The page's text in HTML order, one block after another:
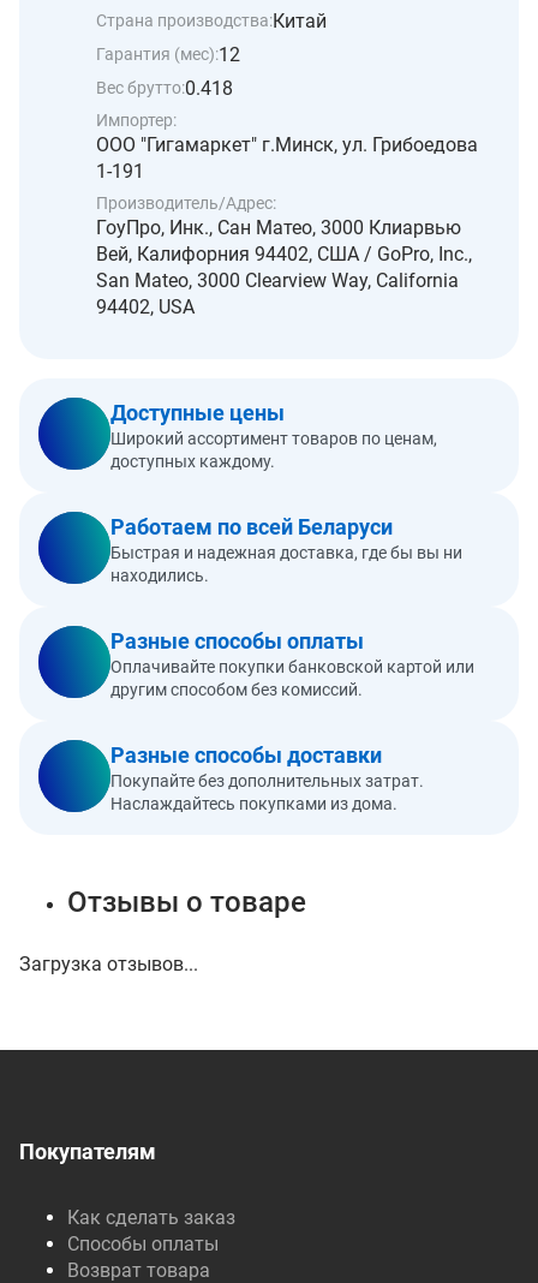
Страна производства:Китай
Гарантия (мес):12
Вес брутто:0.418
Импортер:
ООО "Гигамаркет" г.Минск, ул. Грибоедова
1-191
Производитель/Адрес:
ГоуПро, Инк., Сан Матео, 3000 Клиарвью
Вей, Калифорния 94402, США / GoPro, Inc.,
San Mateo, 3000 Clearview Way, California
94402, USA
Доступные цены
Широкий ассортимент товаров по ценам,
доступных каждому.
Работаем по всей Беларуси
Быстрая и надежная доставка, где бы вы ни
находились.
Разные способы оплаты
Оплачивайте покупки банковской картой или
другим способом без комиссий.
Разные способы доставки
Покупайте без дополнительных затрат.
Наслаждайтесь покупками из дома.
Отзывы о товаре
Загрузка отзывов...
Покупателям
Как сделать заказ
Способы оплаты
Возврат товара